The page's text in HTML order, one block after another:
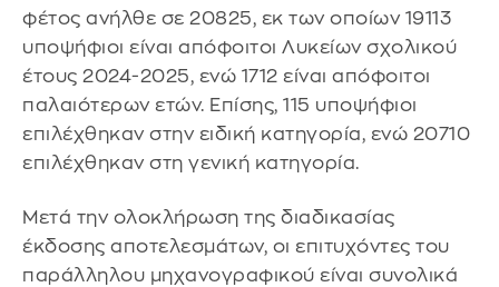
φέτος ανήλθε σε 20825, εκ των οποίων 19113
υποψήφιοι είναι απόφοιτοι Λυκείων σχολικού
έτους 2024-2025, ενώ 1712 είναι απόφοιτοι
παλαιότερων ετών. Επίσης, 115 υποψήφιοι
επιλέχθηκαν στην ειδική κατηγορία, ενώ 20710
επιλέχθηκαν στη γενική κατηγορία.
Μετά την ολοκλήρωση της διαδικασίας
έκδοσης αποτελεσμάτων, οι επιτυχόντες του
παράλληλου μηχανογραφικού είναι συνολικά